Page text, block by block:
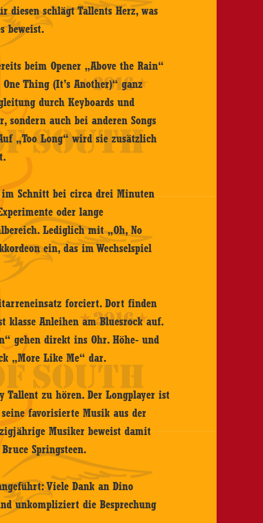
diesen schlägt Tallents Herz, was
beweist.
beim Opener „Above the Rain“
Thing (It’s Another)“ ganz
durch Keyboards und
auch bei anderen Songs
„Too Long“ wird sie zusätzlich
im Schnitt bei circa drei Minuten
oder lange
Lediglich mit „Oh, No
ein, das im Wechselspiel
forciert. Dort finden
klasse Anleihen am Bluesrock auf.
gehen direkt ins Ohr. Höhe- und
„More Like Me“ dar.
Tallent zu hören. Der Longplayer ist
favorisierte Musik aus der
Musiker beweist damit
Springsteen.
Viele Dank an Dino
unkompliziert die Besprechung